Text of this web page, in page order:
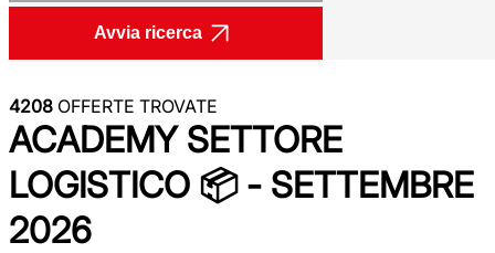
Avvia ricerca
4208 OFFERTE TROVATE
ACADEMY SETTORE
LOGISTICO 📦 - SETTEMBRE
2026